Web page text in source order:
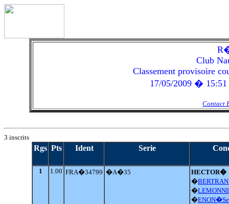
Club
Classement provisoire
17/05/2009 �
Contact
3 inscrits
Rgs Pts Ident Serie
1 1.00 FRA�34799 �A�35
HECTOR�
�
�
�